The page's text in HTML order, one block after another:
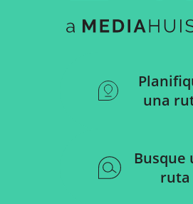
una
Busque
ruta